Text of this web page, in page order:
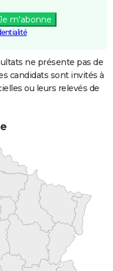
m'abonne
ne présente pas de
candidats sont invités à
ou leurs relevés de